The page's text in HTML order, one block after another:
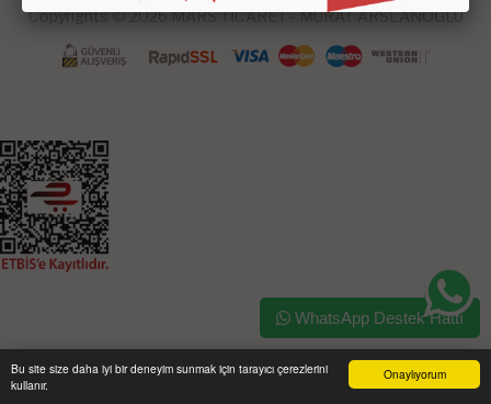
Onaylıyorum
Bu site size daha iyi bir deneyim sunmak için tarayıcı çerezlerini
kullanır.
Copyrights © 2026 MARS TİCARET - MURAT ARSLANOĞLU
Ana Sayfa Sipariş Takibi İletişim
WhatsApp Destek Hattı